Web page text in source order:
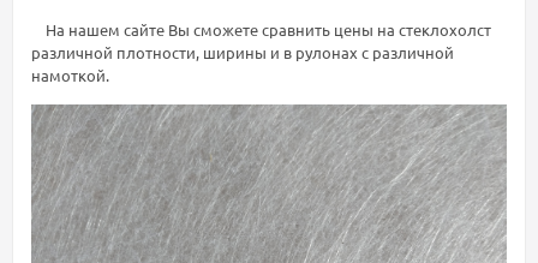
На нашем сайте Вы сможете сравнить цены на стеклохолст
различной плотности, ширины и в рулонах с различной
намоткой.